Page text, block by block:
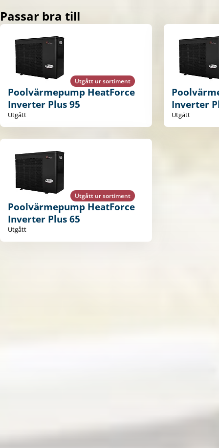
Passar bra till
Utgått ur sortiment
Poolvärmepump HeatForce
Inverter Plus 95
Utgått
Inverter
Utgått
Utgått ur sortiment
Poolvärmepump HeatForce
Inverter Plus 65
Utgått